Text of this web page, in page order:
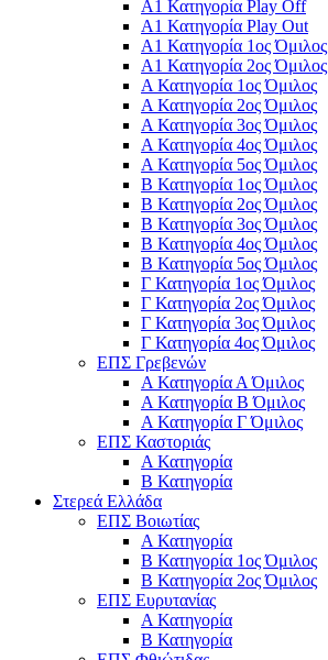
Α1 Κατηγορία Play Off
Α1 Κατηγορία Play Out
Α1 Κατηγορία 1ος Όμιλος
Α1 Κατηγορία 2ος Όμιλος
Α Κατηγορία 1ος Όμιλος
Α Κατηγορία 2ος Όμιλος
Α Κατηγορία 3ος Όμιλος
Α Κατηγορία 4ος Όμιλος
Α Κατηγορία 5ος Όμιλος
Β Κατηγορία 1ος Όμιλος
Β Κατηγορία 2ος Όμιλος
Β Κατηγορία 3ος Όμιλος
Β Κατηγορία 4ος Όμιλος
Β Κατηγορία 5ος Όμιλος
Γ Κατηγορία 1ος Όμιλος
Γ Κατηγορία 2ος Όμιλος
Γ Κατηγορία 3ος Όμιλος
Γ Κατηγορία 4ος Όμιλος
ΕΠΣ Γρεβενών
Α Κατηγορία Α Όμιλος
Α Κατηγορία B Όμιλος
Α Κατηγορία Γ Όμιλος
ΕΠΣ Καστοριάς
Α Κατηγορία
Β Κατηγορία
Στερεά Ελλάδα
ΕΠΣ Βοιωτίας
Α Κατηγορία
Β Κατηγορία 1ος Όμιλος
Β Κατηγορία 2ος Όμιλος
ΕΠΣ Ευρυτανίας
Α Κατηγορία
Β Κατηγορία